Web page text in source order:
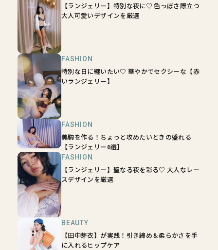
【ランジェリー】特別な夜に♡ 色っぽさ際立つ
大人可愛いデザインを厳選
FASHION
特別な日に纏いたい♡ 華やかでセクシーな【赤
いランジェリー】
FASHION
美胸を作る！ちょっと攻めたいときの盛れる
【ランジェリー6選】
FASHION
【ランジェリー】聖なる夜を彩る♡ 大人なレー
スデザインを厳選
BEAUTY
【田中芽衣】が実践！引き締め＆柔らかさを手
に入れるヒップケア